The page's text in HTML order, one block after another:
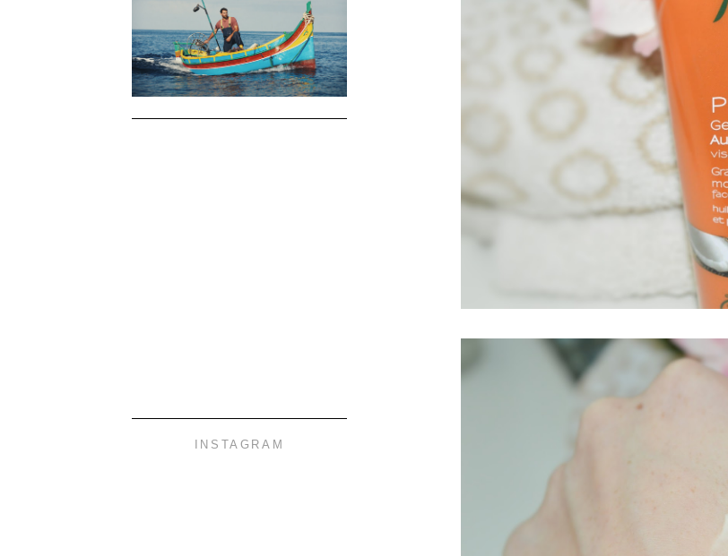
INSTAGRAM